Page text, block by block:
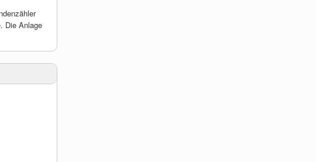
Die Anlage